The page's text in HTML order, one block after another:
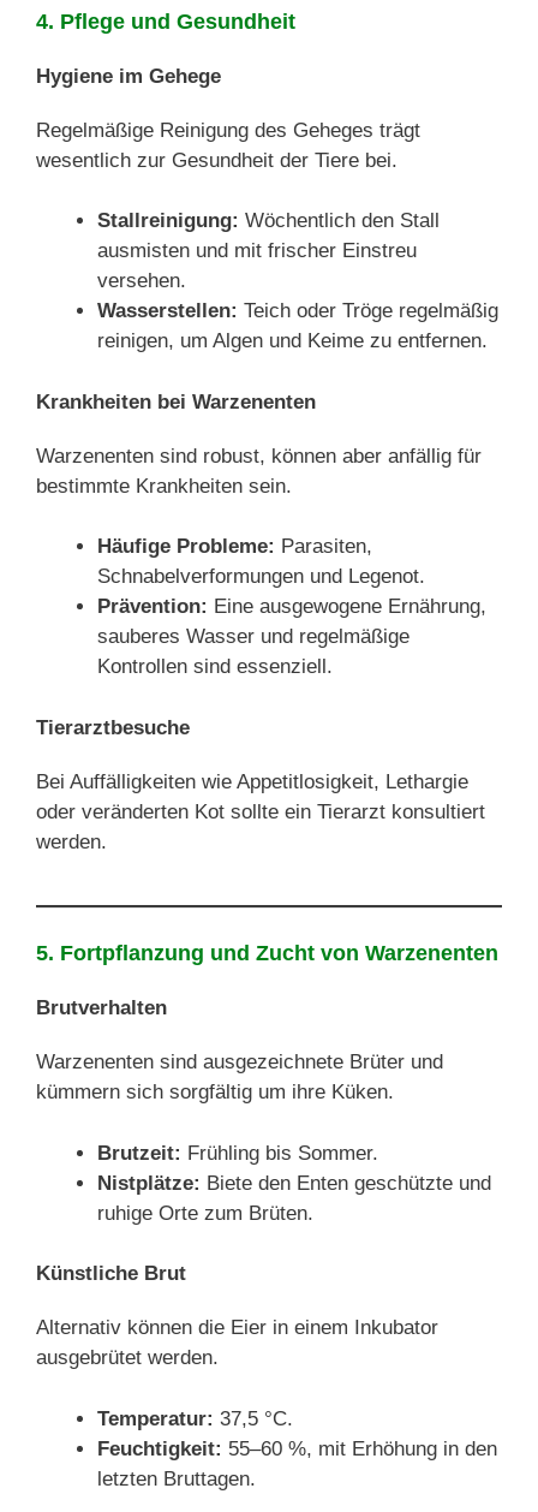
4. Pflege und Gesundheit
Hygiene im Gehege
Regelmäßige Reinigung des Geheges trägt
wesentlich zur Gesundheit der Tiere bei.
Stallreinigung: Wöchentlich den Stall
ausmisten und mit frischer Einstreu
versehen.
Wasserstellen: Teich oder Tröge regelmäßig
reinigen, um Algen und Keime zu entfernen.
Krankheiten bei Warzenenten
Warzenenten sind robust, können aber anfällig für
bestimmte Krankheiten sein.
Häufige Probleme: Parasiten,
Schnabelverformungen und Legenot.
Prävention: Eine ausgewogene Ernährung,
sauberes Wasser und regelmäßige
Kontrollen sind essenziell.
Tierarztbesuche
Bei Auffälligkeiten wie Appetitlosigkeit, Lethargie
oder veränderten Kot sollte ein Tierarzt konsultiert
werden.
5. Fortpflanzung und Zucht von Warzenenten
Brutverhalten
Warzenenten sind ausgezeichnete Brüter und
kümmern sich sorgfältig um ihre Küken.
Brutzeit: Frühling bis Sommer.
Nistplätze: Biete den Enten geschützte und
ruhige Orte zum Brüten.
Künstliche Brut
Alternativ können die Eier in einem Inkubator
ausgebrütet werden.
Temperatur: 37,5 °C.
Feuchtigkeit: 55–60 %, mit Erhöhung in den
letzten Bruttagen.